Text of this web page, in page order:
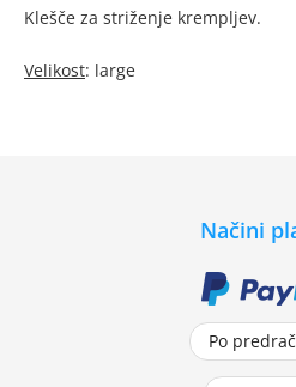
Klešče za striženje krempljev.
Velikost: large
Načini
Po